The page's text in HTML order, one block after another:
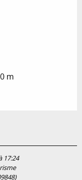
m
17:24
)